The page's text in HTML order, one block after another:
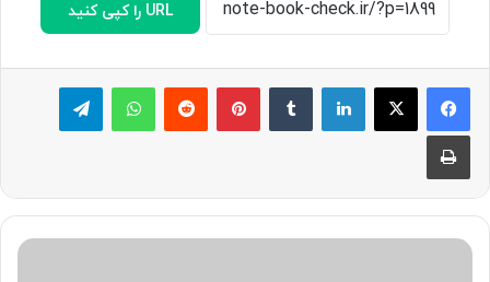
URL را کپی کنید
لینکدین ‫تامبلر پینترست‫رددیت واتس آپ تلگرام
چاپ
بررسی